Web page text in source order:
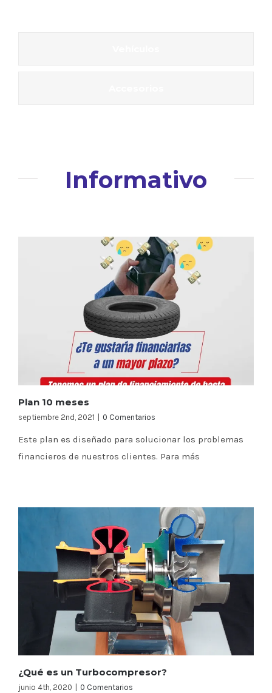
Informativo
Plan 10 meses
septiembre 2nd, 2021 0 Comentarios
Este plan es diseñado para solucionar los problemas
financieros de nuestros clientes. Para más
¿Qué es un Turbocompresor?
junio 4th, 2020 0 Comentarios